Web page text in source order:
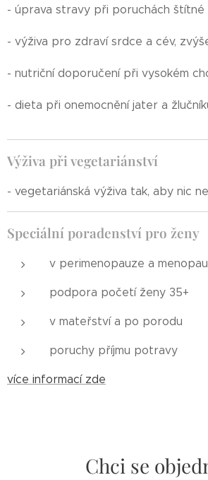
- úprava stravy při poruchách štítné
- výživa pro zdraví srdce a cév,
- nutriční doporučení při vysokém
- dieta při onemocnění jater a
Výživa při vegetariánství
- vegetariánská výživa tak, aby nic
Speciální poradenství pro ženy
v perimenopauze a
podpora početí ženy 35+
v mateřství a po porodu
poruchy příjmu potravy
více informací zde
Chci se